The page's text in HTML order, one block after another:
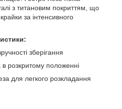
з титановим покриттям, що
за інтенсивного
зберігання
в розкритому положенні
для легкого розкладання